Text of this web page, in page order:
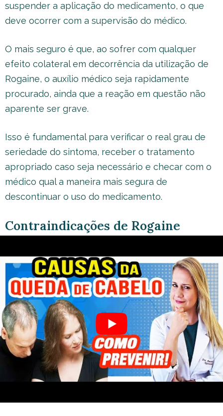
suspender a aplicação do medicamento, o que
deve ocorrer com a supervisão do médico.
O mais seguro é que, ao sofrer com qualquer
efeito colateral em decorrência da utilização de
Rogaine, o auxílio médico seja rapidamente
procurado, ainda que a reação em questão não
aparente ser grave.
Isso é fundamental para verificar o real grau de
seriedade do sintoma, receber o tratamento
apropriado caso seja necessário e checar com o
médico qual a maneira mais segura de
descontinuar o uso do medicamento.
Contraindicações de Rogaine
sem a avaliação e indicação médica, por bebês,
crianças ou menores de 18 anos de idade, por
mulheres que estejam grávidas ou no período do
aleitamento e pacientes que sofrem com um
couro cabeludo inflamado, infectado, irritado,
dolorido ou com cortes e lesões.
Vídeos: